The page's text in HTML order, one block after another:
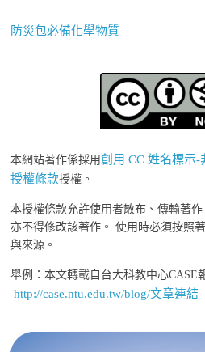
防災包必備化學物質
本網站著作係採用創用 CC 姓名標示
授權條款授權。
本授權條款允許使用者散布、傳輸著
亦不得修改該著作。 使用時必須按照
與來源。
舉例：本文轉載自台大科教中心CASE
http://case.ntu.edu.tw/blog/文章連結